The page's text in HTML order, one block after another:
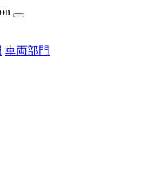
車両部門